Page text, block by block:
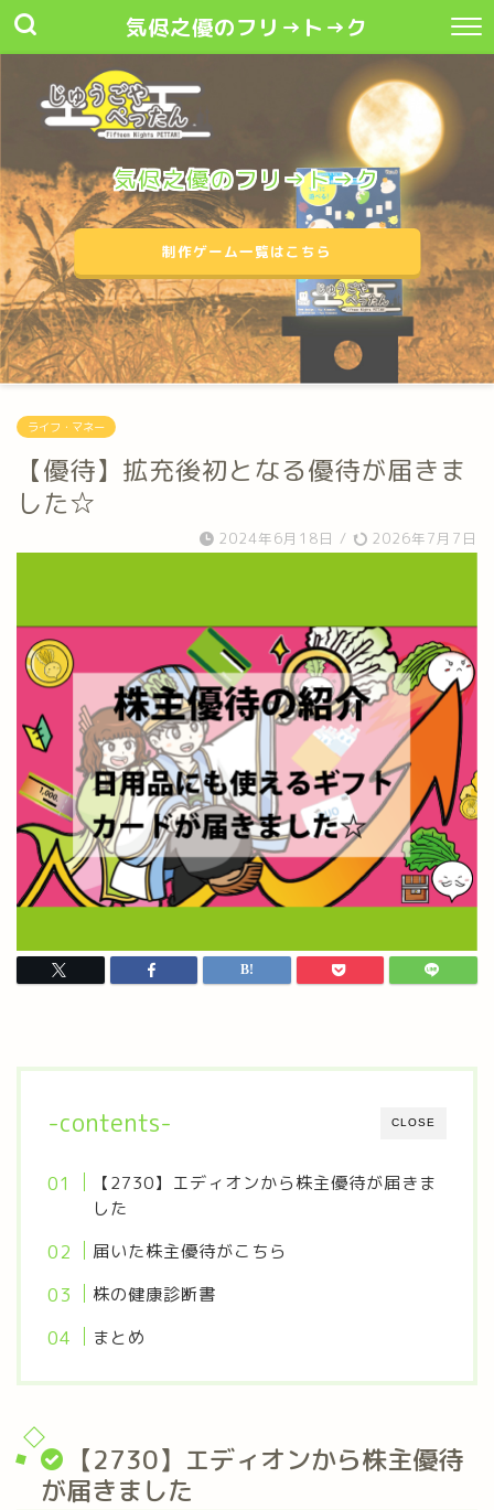
気侭之優のフリ→ト→ク
気侭之優のフリ→ト→ク
制作ゲーム一覧はこちら
ライフ・マネー
【優待】拡充後初となる優待が届きま
した☆
2024年6月18日 / 2026年7月7日
CLOSE
-contents-
【2730】エディオンから株主優待が届きま
した
届いた株主優待がこちら
株の健康診断書
まとめ
【2730】エディオンから株主優待
が届きました